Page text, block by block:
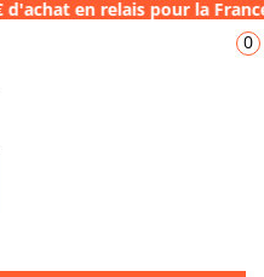
en relais
0